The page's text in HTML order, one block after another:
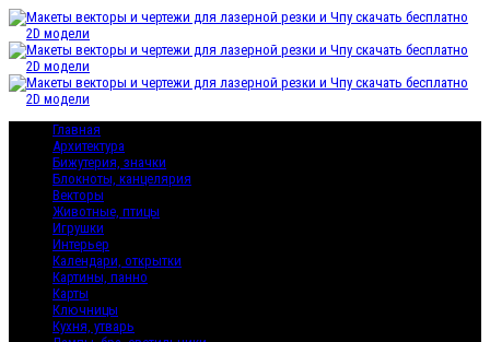
Главная
Архитектура
Бижутерия, значки
Блокноты, канцелярия
Векторы
Животные, птицы
Игрушки
Интерьер
Календари, открытки
Картины, панно
Карты
Ключницы
Кухня, утварь